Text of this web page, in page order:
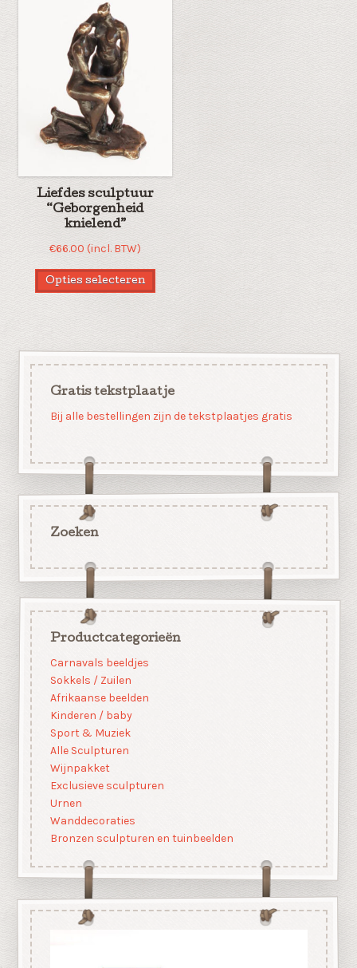
Liefdes sculptuur
“Geborgenheid
knielend”
€66.00 (incl. BTW)
Opties selecteren
Gratis tekstplaatje
Bij alle bestellingen zijn de tekstplaatjes gratis
Zoeken
Productcategorieën
Carnavals beeldjes
Sokkels / Zuilen
Afrikaanse beelden
Kinderen / baby
Sport & Muziek
Alle Sculpturen
Wijnpakket
Exclusieve sculpturen
Urnen
Wanddecoraties
Bronzen sculpturen en tuinbeelden